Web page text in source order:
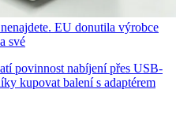
EU donutila výrobce
své
povinnost nabíjení přes USB-
kupovat balení s adaptérem